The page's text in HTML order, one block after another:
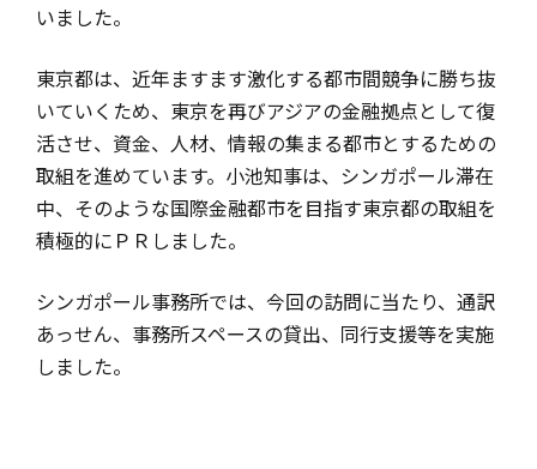
いました。
東京都は、近年ますます激化する都市間競争に勝ち抜
いていくため、東京を再びアジアの金融拠点として復
活させ、資金、人材、情報の集まる都市とするための
取組を進めています。小池知事は、シンガポール滞在
中、そのような国際金融都市を目指す東京都の取組を
積極的にＰＲしました。
シンガポール事務所では、今回の訪問に当たり、通訳
あっせん、事務所スペースの貸出、同行支援等を実施
しました。